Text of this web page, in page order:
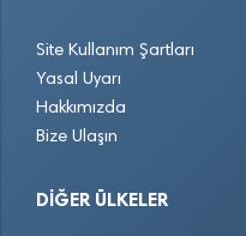
Site Kullanım Şartları
Yasal Uyarı
Hakkımızda
Bize Ulaşın
DIĞER ÜLKELER